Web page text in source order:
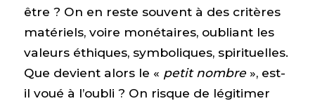
être ? On en reste souvent à des critères
matériels, voire monétaires, oubliant les
valeurs éthiques, symboliques, spirituelles.
Que devient alors le « petit nombre», est-
il voué à l’oubli ? On risque de légitimer